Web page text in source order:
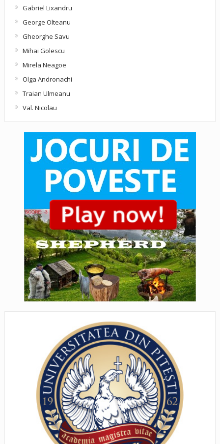
Gabriel Lixandru
George Olteanu
Gheorghe Savu
Mihai Golescu
Mirela Neagoe
Olga Andronachi
Traian Ulmeanu
Val. Nicolau